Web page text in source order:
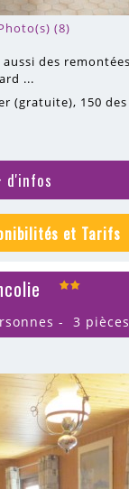
(8)
des
...
(gratuite) 150
d'infos
et Tarifs
3 pièces